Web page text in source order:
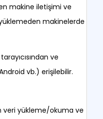
makine iletişimi ve
makinelerde
ve
vb.) erişilebilir.
veri yükleme/okuma ve